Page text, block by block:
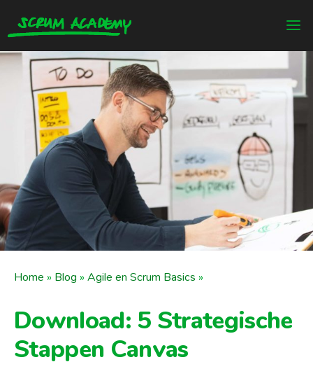
Home » Blog » Agile en Scrum Basics »
Download: 5 Strategische
Stappen Canvas